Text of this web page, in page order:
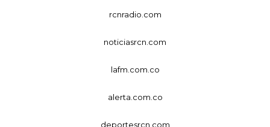
rcnradio.com
noticiasrcn.com
lafm.com.co
alerta.com.co
deportesrcn.com